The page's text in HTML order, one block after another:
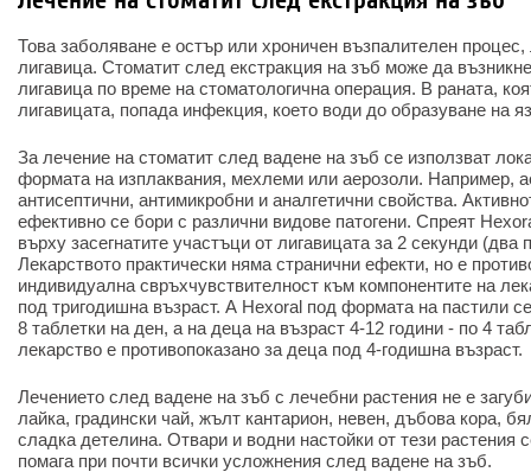
Това заболяване е остър или хроничен възпалителен процес,
лигавица. Стоматит след екстракция на зъб може да
лигавица по време на стоматологична операция. В раната,
лигавицата, попада инфекция, което води до образуване на
За лечение на стоматит след вадене на зъб се използват
формата на изплаквания, мехлеми или аерозоли. Например,
антисептични, антимикробни и аналгетични свойства.
ефективно се бори с различни видове патогени. Спреят
върху засегнатите участъци от лигавицата за 2 секунди
Лекарството практически няма странични ефекти, но е
индивидуална свръхчувствителност към компонентите на
под тригодишна възраст. А Hexoral под формата на пастили
8 таблетки на ден, а на деца на възраст 4-12 години - по 4
лекарство е противопоказано за деца под 4-годишна възраст.
Лечението след вадене на зъб с лечебни растения не е
лайка, градински чай, жълт кантарион, невен, дъбова кора,
сладка детелина. Отвари и водни настойки от тези растения
помага при почти всички усложнения след вадене на зъб.